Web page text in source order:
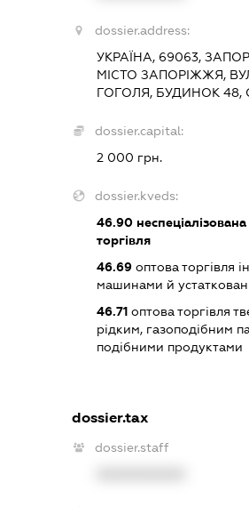
dossier.address:
УКРАЇНА, 69063,
МІСТО ЗАПОРІЖЖЯ,
ГОГОЛЯ, БУДИНОК 48,
dossier.capital:
2 000 грн.
dossier.kveds:
46.90
торгівля
46.69оптова торгівля
машинами й
46.71оптова торгівля
рідким, газоподібним
подібними продуктами
dossier.tax
dossier.staff